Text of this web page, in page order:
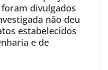
divulgados
não deu
estabelecidos
e de